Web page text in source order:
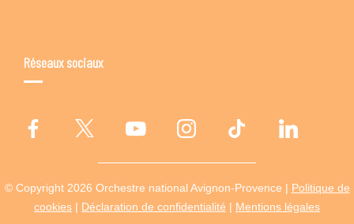
Réseaux sociaux
© Copyright 2026 Orchestre national Avignon-Provence | Politique de
cookies | Déclaration de confidentialité | Mentions légales